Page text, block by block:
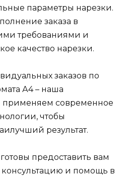
параметры нарезки.
заказа в
требованиями и
качество нарезки.
заказов по
А4 – наша
современное
чтобы
результат.
предоставить вам
и помощь в